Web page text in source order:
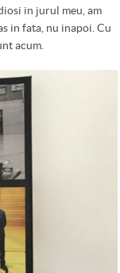
in jurul meu, am
in fata, nu inapoi. Cu
acum.